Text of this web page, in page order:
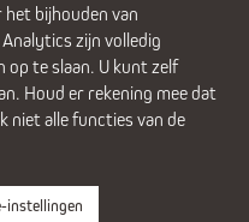
Delft
Den Haag
(Alrijne Ziekenhuis)
Privacy
bijhouden van
zijn volledig
op te slaan. U kunt zelf
Houd er rekening mee dat
niet alle functies van de
instellingen